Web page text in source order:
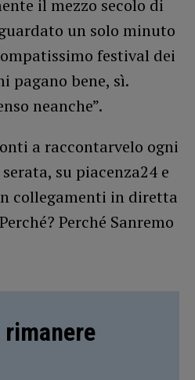
il mezzo secolo di
un solo minuto
festival dei
pagano bene, sì.
neanche”.
a raccontarvelo ogni
su piacenza24 e
collegamenti in diretta
Perché Sanremo